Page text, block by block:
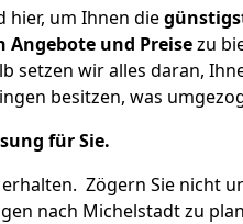
hier, um Ihnen die
Angebote und Preisezu
setzen wir alles daran,
besitzen, was
für Sie.
Zögern Sie nicht
nach Michelstadt zu